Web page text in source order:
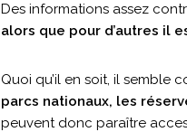
Des informations assez
alors que pour d’autres il
Quoi qu’il en soit, il semble
parcs nationaux, les
peuvent donc paraître